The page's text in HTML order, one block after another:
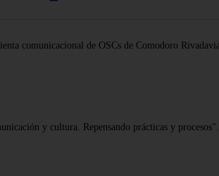
comunicacional de OSCs de Comodoro
y cultura. Repensando prácticas y procesos".